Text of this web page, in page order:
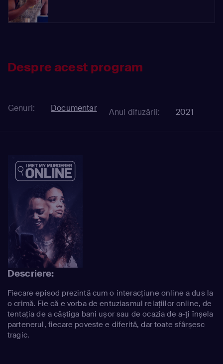
Despre acest program
Genuri: Documentar Anul difuzării: 2021
Descriere:
Fiecare episod prezintă cum o interacțiune online a dus la
o crimă. Fie că e vorba de entuziasmul relațiilor online, de
tentația de a câștiga bani ușor sau de ocazia de a-ți înșela
partenerul, fiecare poveste e diferită, dar toate sfârșesc
tragic.